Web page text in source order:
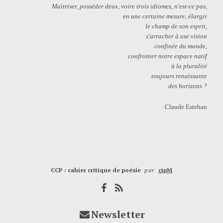
Maïtriser, posséder deux, voire trois idiomes, n'est-ce pas,
en une certaine mesure, élargir
le champ de son esprit,
s'arracher à use vision
confinée du monde,
confronter notre espace natif
à la pluralité
toujours renaissante
des horizons ?
Claude Esteban
CCP : cahier critique de poésie par cipM
Newsletter